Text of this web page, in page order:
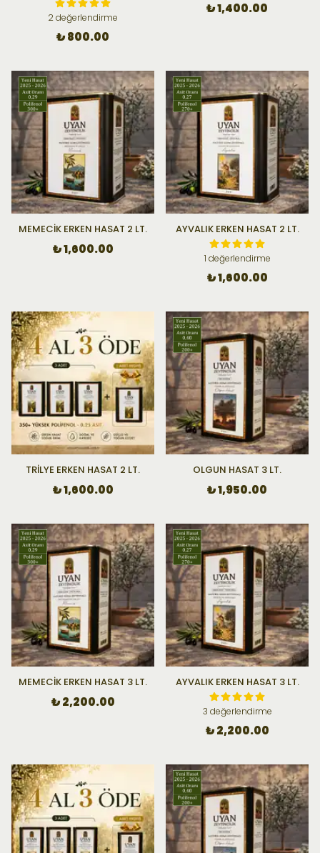
2 değerlendirme
₺ 800.00
₺ 1,400.00
MEMECİK ERKEN HASAT 2 LT.
₺ 1,600.00
AYVALIK ERKEN HASAT 2 LT.
1 değerlendirme
₺ 1,600.00
TRİLYE ERKEN HASAT 2 LT.
₺ 1,600.00
OLGUN HASAT 3 LT.
₺ 1,950.00
MEMECİK ERKEN HASAT 3 LT.
₺ 2,200.00
AYVALIK ERKEN HASAT 3 LT.
3 değerlendirme
₺ 2,200.00